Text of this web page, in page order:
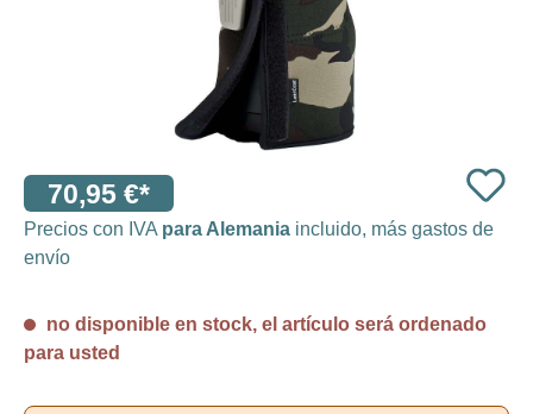
70,95 €*
Precios con IVA para Alemania incluido, más gastos de
envío
no disponible en stock, el artículo será ordenado
para usted